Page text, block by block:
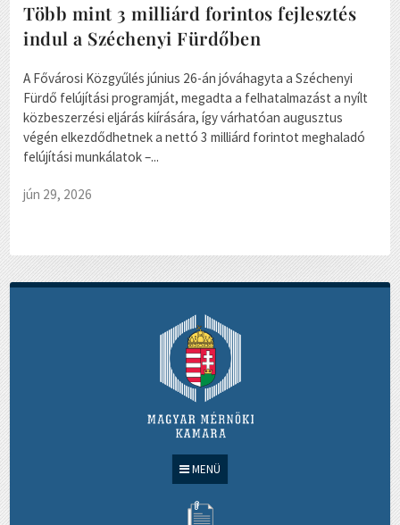
MENÜ
Több mint 3 milliárd forintos fejlesztés
indul a Széchenyi Fürdőben
A Fővárosi Közgyűlés június 26-án jóváhagyta a Széchenyi
Fürdő felújítási programját, megadta a felhatalmazást a nyílt
közbeszerzési eljárás kiírására, így várhatóan augusztus
végén elkezdődhetnek a nettó 3 milliárd forintot meghaladó
felújítási munkálatok –...
jún 29, 2026